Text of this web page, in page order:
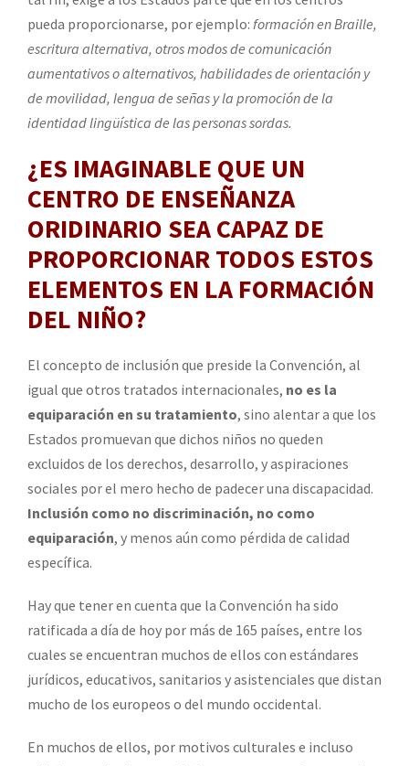
pueda proporcionarse, por ejemplo: formación en Braille,
escritura alternativa, otros modos de comunicación
aumentativos o alternativos, habilidades de orientación y
de movilidad, Iengua de señas y la promoción de la
identidad lingüística de las personas sordas.
¿ES IMAGINABLE QUE UN
CENTRO DE ENSEÑANZA
ORIDINARIO SEA CAPAZ DE
PROPORCIONAR TODOS ESTOS
ELEMENTOS EN LA FORMACIÓN
DEL NIÑO?
El concepto de inclusión que preside la Convención, al
igual que otros tratados internacionales, no es la
equiparación en su tratamiento, sino alentar a que los
Estados promuevan que dichos niños no queden
excluidos de los derechos, desarrollo, y aspiraciones
sociales por el mero hecho de padecer una discapacidad.
Inclusión como no discriminación, no como
equiparación, y menos aún como pérdida de calidad
específica.
Hay que tener en cuenta que la Convención ha sido
ratificada a día de hoy por más de 165 países, entre los
cuales se encuentran muchos de ellos con estándares
jurídicos, educativos, sanitarios y asistenciales que distan
mucho de los europeos o del mundo occidental.
En muchos de ellos, por motivos culturales e incluso